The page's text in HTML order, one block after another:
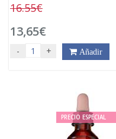
16.55€
13,65€
- + Añadir
PRECIO ESPECIAL